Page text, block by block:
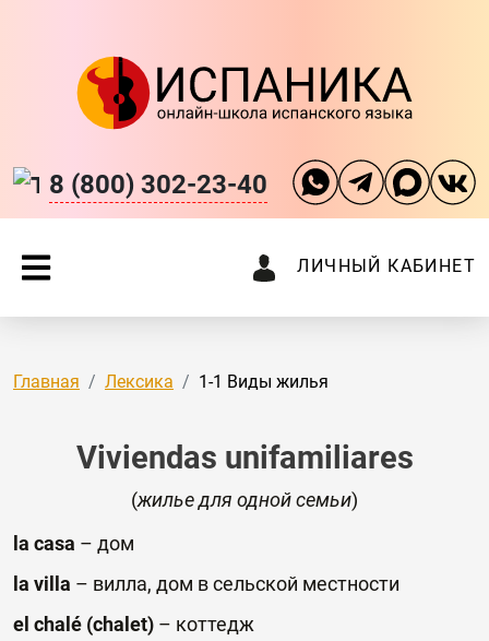
8 (800) 302-23-40
ЛИЧНЫЙ КАБИНЕТ
Главная Лексика 1-1 Виды жилья
Viviendas unifamiliares
(жильедля однойсемьи)
la casa – дом
la villa – вилла, дом в сельской местности
el chal é (сhalet) – коттедж